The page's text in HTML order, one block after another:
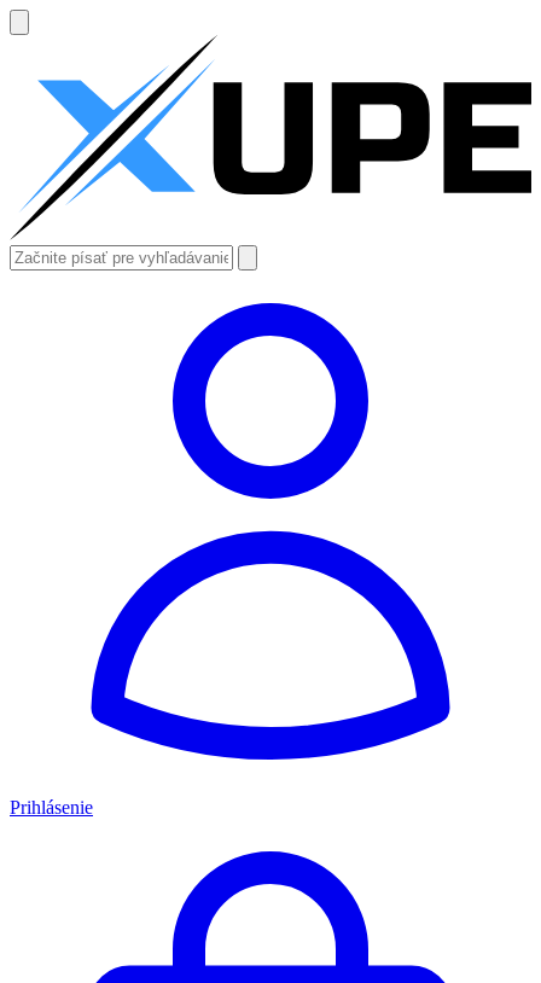
Prihlásenie